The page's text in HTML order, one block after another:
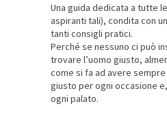
Una guida dedicata a tutte
aspiranti tali), condita con
tanti consigli pratici.
Perché se nessuno ci può
trovare l’uomo giusto,
come si fa ad avere
giusto per ogni occasione
ogni palato.